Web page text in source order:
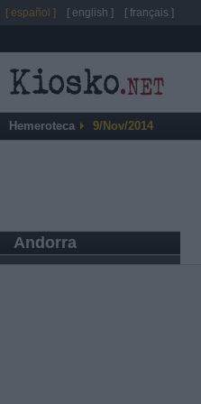
Hemeroteca 9/Nov/2014
Andorra
[ español ] [ english ] [ français ]